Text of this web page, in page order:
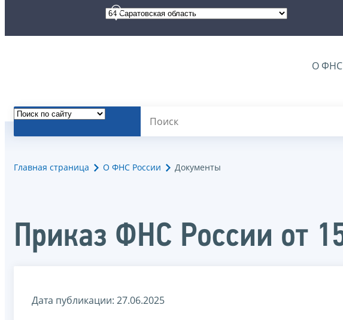
О ФНС
Главная страница О ФНС России Документы
Приказ ФНС России от
Дата публикации: 27.06.2025